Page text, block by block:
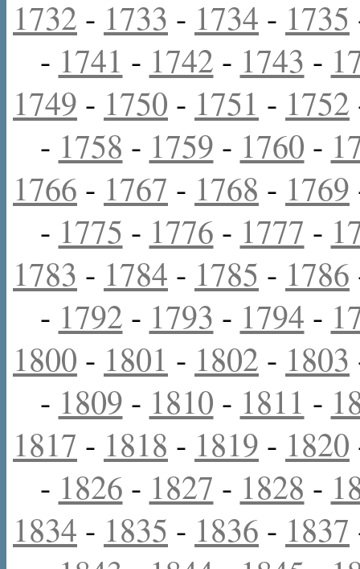
1732 - 1733 - 1734 - 1735
- 1741 - 1742 - 1743 -
1749 - 1750 - 1751 - 1752
- 1758 - 1759 - 1760 -
1766 - 1767 - 1768 - 1769
- 1775 - 1776 - 1777 -
1783 - 1784 - 1785 - 1786
- 1792 - 1793 - 1794 -
1800 - 1801 - 1802 - 1803
- 1809 - 1810 - 1811 -
1817 - 1818 - 1819 - 1820
- 1826 - 1827 - 1828 -
1834 - 1835 - 1836 - 1837